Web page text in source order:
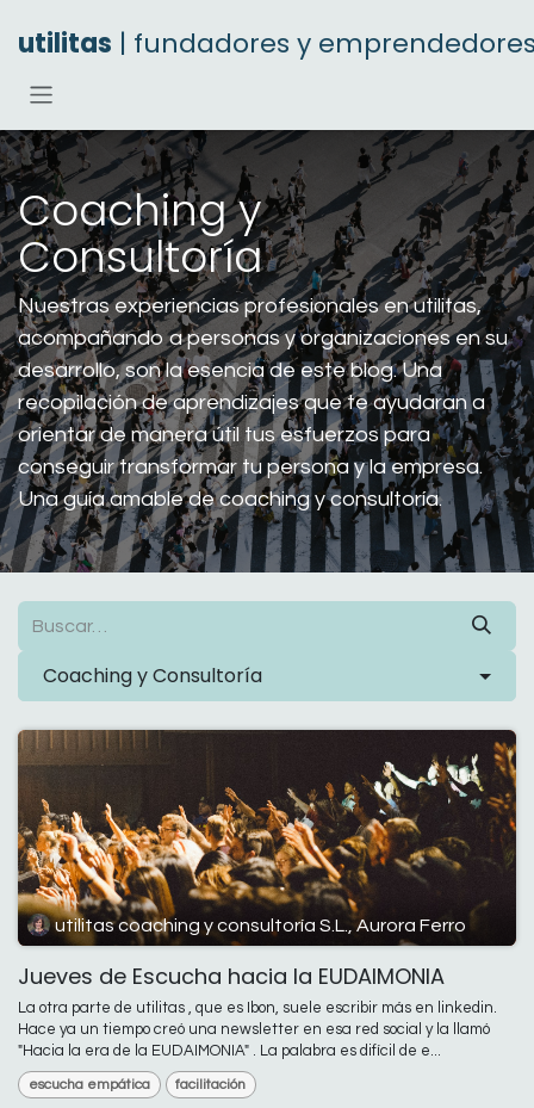
utilitas | fundadores y
Coaching y
Consultoría
Nuestras experiencias profesionales en utilitas,
acompañando a personas y organizaciones en su
desarrollo, son la esencia de este blog. Una
recopilación de aprendizajes que te ayudaran a
orientar de manera útil tus esfuerzos para
conseguir transformar tu persona y la empresa.
Una guía amable de coaching y consultoría.
Coaching y Consultoría
utilitas coaching y consultoría S.L., Aurora Ferro
Jueves de Escucha hacia la EUDAIMONIA
La otra parte de utilitas , que es Ibon, suele escribir más en linkedin.
Hace ya un tiempo creó una newsletter en esa red social y la llamó
"Hacia la era de la EUDAIMONIA" . La palabra es difícil de e...
escucha empática facilitación